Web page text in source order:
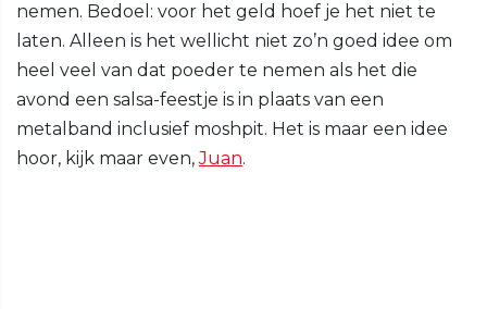
nemen. Bedoel: voor het geld hoef je het niet te
laten. Alleen is het wellicht niet zo’n goed idee om
heel veel van dat poeder te nemen als het die
avond een salsa-feestje is in plaats van een
metalband inclusief moshpit. Het is maar een idee
hoor, kijk maar even,Juan.